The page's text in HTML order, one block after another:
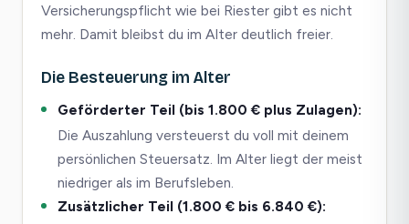
Versicherungspflicht wie bei Riester gibt es nicht
mehr. Damit bleibst du im Alter deutlich freier.
Die Besteuerung im Alter
Geförderter Teil (bis 1.800 € plus Zulagen):
Die Auszahlung versteuerst du voll mit deinem
persönlichen Steuersatz. Im Alter liegt der meist
niedriger als im Berufsleben.
Zusätzlicher Teil (1.800 € bis 6.840 €):